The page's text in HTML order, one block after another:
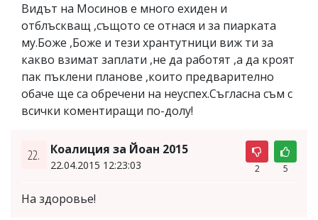
Видът на Мосинов е много ехиден и
отблъскващ ,същото се отнася и за пиарката
му.Боже ,Боже и тези хрантутници виж ти за
какво взимат заплати ,не да работят ,а да кроят
пак пъклени планове ,които предварително
обаче ще са обречени на неуспех.Съгласна съм с
всички коментиращи по-долу!
22. Коалиция за Йоан 2015
22.04.2015 12:23:03 2 5
На здоровье!